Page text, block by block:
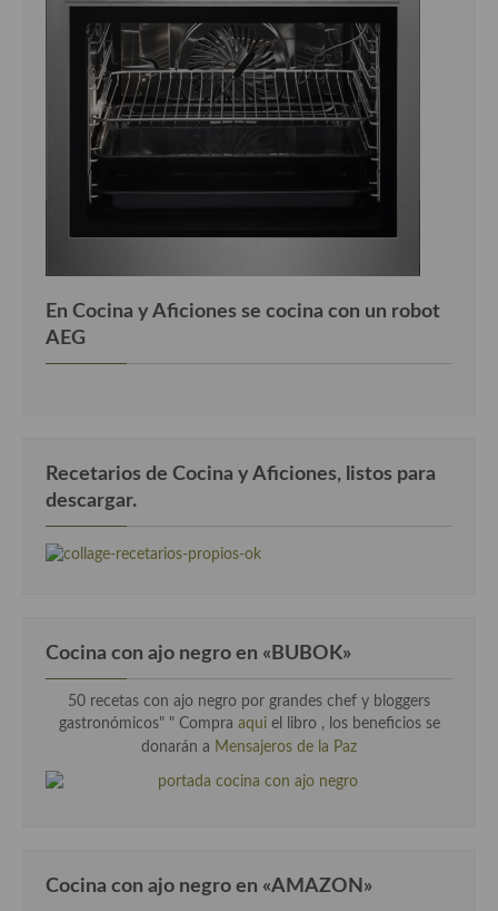
En Cocina y Aficiones se cocina con un robot
AEG
Recetarios de Cocina y Aficiones, listos para
descargar.
Cocina con ajo negro en «BUBOK»
50 recetas con ajo negro por grandes chef y bloggers
gastronómicos" " Compra aqui el libro , los beneficios se
donarán a Mensajeros de la Paz
Cocina con ajo negro en «AMAZON»